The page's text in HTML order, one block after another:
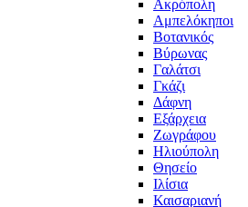
Ακρόπολη
Αμπελόκηποι
Βοτανικός
Βύρωνας
Γαλάτσι
Γκάζι
Δάφνη
Εξάρχεια
Ζωγράφου
Ηλιούπολη
Θησείο
Ιλίσια
Καισαριανή